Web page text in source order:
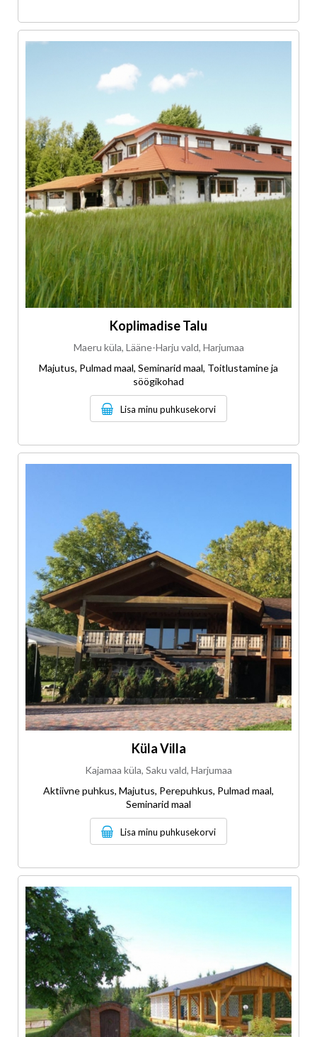
Koplimadise Talu
Maeru küla, Lääne-Harju vald, Harjumaa
Majutus, Pulmad maal, Seminarid maal, Toitlustamine ja
söögikohad
Lisa minu puhkusekorvi
Küla Villa
Kajamaa küla, Saku vald, Harjumaa
Aktiivne puhkus, Majutus, Perepuhkus, Pulmad maal,
Seminarid maal
Lisa minu puhkusekorvi